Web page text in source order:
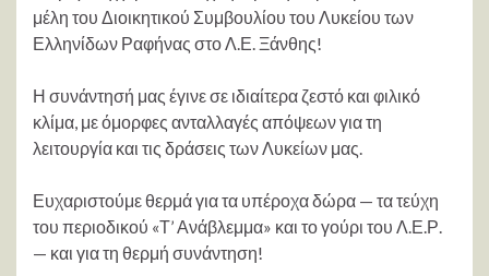
μέλη του Διοικητικού Συμβουλίου του Λυκείου των
Ελληνίδων Ραφήνας στο Λ.Ε. Ξάνθης!
Η συνάντησή μας έγινε σε ιδιαίτερα ζεστό και φιλικό
κλίμα, με όμορφες ανταλλαγές απόψεων για τη
λειτουργία και τις δράσεις των Λυκείων μας.
Ευχαριστούμε θερμά για τα υπέροχα δώρα — τα τεύχη
του περιοδικού «Τ’ Ανάβλεμμα» και το γούρι του Λ.Ε.Ρ.
— και για τη θερμή συνάντηση!